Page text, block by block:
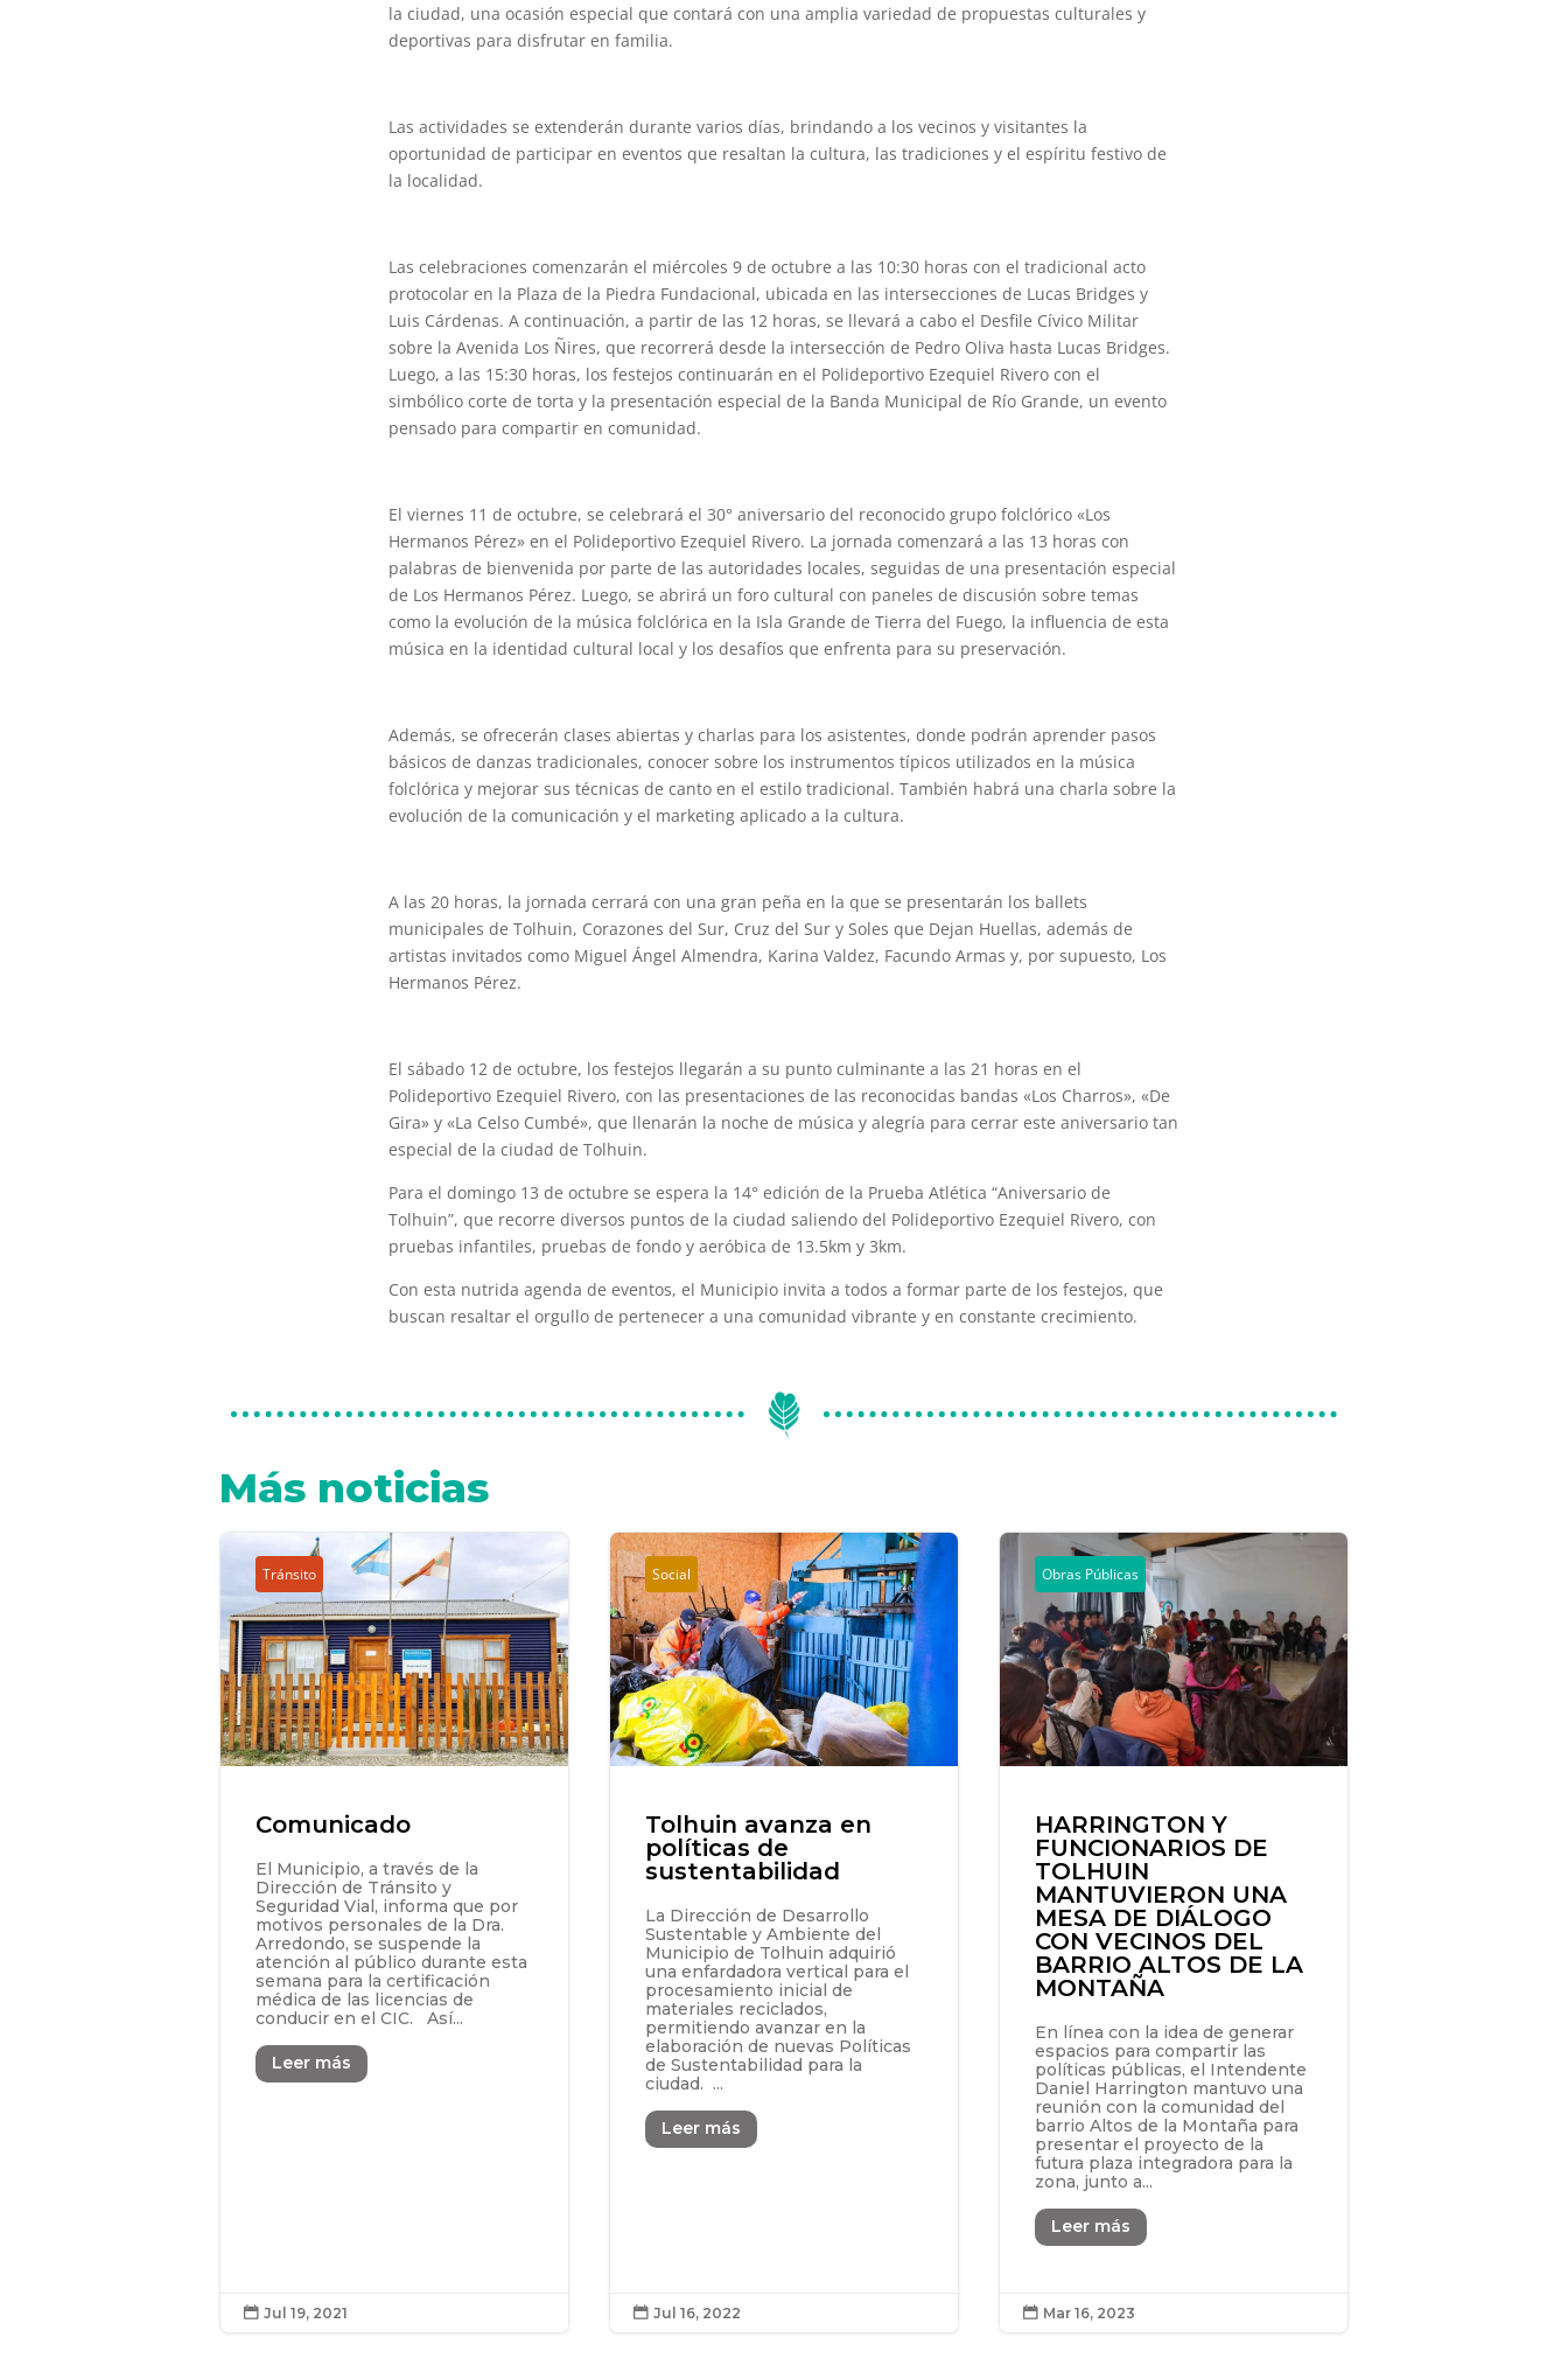
la ciudad, una ocasión especial que contará con una amplia variedad de propuestas culturales y
deportivas para disfrutar en familia.
Las actividades se extenderán durante varios días, brindando a los vecinos y visitantes la
oportunidad de participar en eventos que resaltan la cultura, las tradiciones y el espíritu festivo de
la localidad.
Las celebraciones comenzarán el miércoles 9 de octubre a las 10:30 horas con el tradicional acto
protocolar en la Plaza de la Piedra Fundacional, ubicada en las intersecciones de Lucas Bridges y
Luis Cárdenas. A continuación, a partir de las 12 horas, se llevará a cabo el Desfile Cívico Militar
sobre la Avenida Los Ñires, que recorrerá desde la intersección de Pedro Oliva hasta Lucas Bridges.
Luego, a las 15:30 horas, los festejos continuarán en el Polideportivo Ezequiel Rivero con el
simbólico corte de torta y la presentación especial de la Banda Municipal de Río Grande, un evento
pensado para compartir en comunidad.
El viernes 11 de octubre, se celebrará el 30° aniversario del reconocido grupo folclórico «Los
Hermanos Pérez» en el Polideportivo Ezequiel Rivero. La jornada comenzará a las 13 horas con
palabras de bienvenida por parte de las autoridades locales, seguidas de una presentación especial
de Los Hermanos Pérez. Luego, se abrirá un foro cultural con paneles de discusión sobre temas
como la evolución de la música folclórica en la Isla Grande de Tierra del Fuego, la influencia de esta
música en la identidad cultural local y los desafíos que enfrenta para su preservación.
Además, se ofrecerán clases abiertas y charlas para los asistentes, donde podrán aprender pasos
básicos de danzas tradicionales, conocer sobre los instrumentos típicos utilizados en la música
folclórica y mejorar sus técnicas de canto en el estilo tradicional. También habrá una charla sobre la
evolución de la comunicación y el marketing aplicado a la cultura.
A las 20 horas, la jornada cerrará con una gran peña en la que se presentarán los ballets
municipales de Tolhuin, Corazones del Sur, Cruz del Sur y Soles que Dejan Huellas, además de
artistas invitados como Miguel Ángel Almendra, Karina Valdez, Facundo Armas y, por supuesto, Los
Hermanos Pérez.
El sábado 12 de octubre, los festejos llegarán a su punto culminante a las 21 horas en el
Polideportivo Ezequiel Rivero, con las presentaciones de las reconocidas bandas «Los Charros», «De
Gira» y «La Celso Cumbé», que llenarán la noche de música y alegría para cerrar este aniversario tan
especial de la ciudad de Tolhuin.
Para el domingo 13 de octubre se espera la 14° edición de la Prueba Atlética “Aniversario de
Tolhuin”, que recorre diversos puntos de la ciudad saliendo del Polideportivo Ezequiel Rivero, con
pruebas infantiles, pruebas de fondo y aeróbica de 13.5km y 3km.
Con esta nutrida agenda de eventos, el Municipio invita a todos a formar parte de los festejos, que
buscan resaltar el orgullo de pertenecer a una comunidad vibrante y en constante crecimiento.
Más noticias
Tránsito
Comunicado
El Municipio, a través de la
Dirección de Tránsito y
Seguridad Vial, informa que por
motivos personales de la Dra.
Arredondo, se suspende la
atención al público durante esta
semana para la certificación
médica de las licencias de
conducir en el CIC. Así...
Leer más
 Jul 19, 2021
Social
Tolhuin avanza en
políticas de
sustentabilidad
La Dirección de Desarrollo
Sustentable y Ambiente del
Municipio de Tolhuin adquirió
una enfardadora vertical para el
procesamiento inicial de
materiales reciclados,
permitiendo avanzar en la
elaboración de nuevas Políticas
de Sustentabilidad para la
ciudad. ...
Leer más
 Jul 16, 2022
Obras Públicas
HARRINGTON Y
FUNCIONARIOS DE
TOLHUIN
MANTUVIERON UNA
MESA DE DIÁLOGO
CON VECINOS DEL
BARRIO ALTOS DE LA
MONTAÑA
En línea con la idea de generar
espacios para compartir las
políticas públicas, el Intendente
Daniel Harrington mantuvo una
reunión con la comunidad del
barrio Altos de la Montaña para
presentar el proyecto de la
futura plaza integradora para la
zona, junto a...
Leer más
 Mar 16, 2023